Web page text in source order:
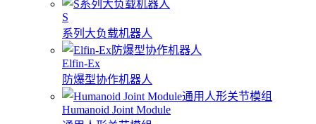
S
系列大负载机器人
Elfin-Ex
防爆型协作机器人
Humanoid Joint Module